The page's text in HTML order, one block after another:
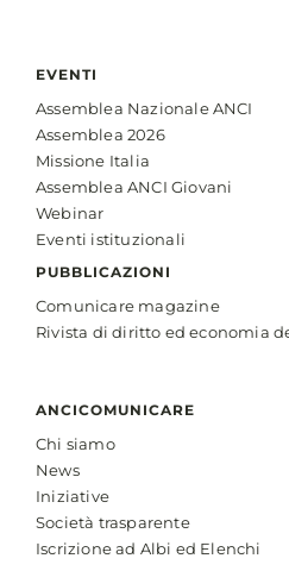
EVENTI
Assemblea Nazionale ANCI
Assemblea 2026
Missione Italia
Assemblea ANCI Giovani
Webinar
Eventi istituzionali
PUBBLICAZIONI
Comunicare magazine
Rivista di diritto ed economia
ANCICOMUNICARE
Chi siamo
News
Iniziative
Società trasparente
Iscrizione ad Albi ed Elenchi